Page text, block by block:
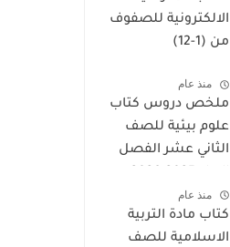
الالكترونية للصفوف
من (1-12)
منذ عام
ملخص دروس كتاب
علوم بيئية للصف
الثاني عشر الفصل
منذ عام
كتاب مادة التربية
الاسلامية للصف